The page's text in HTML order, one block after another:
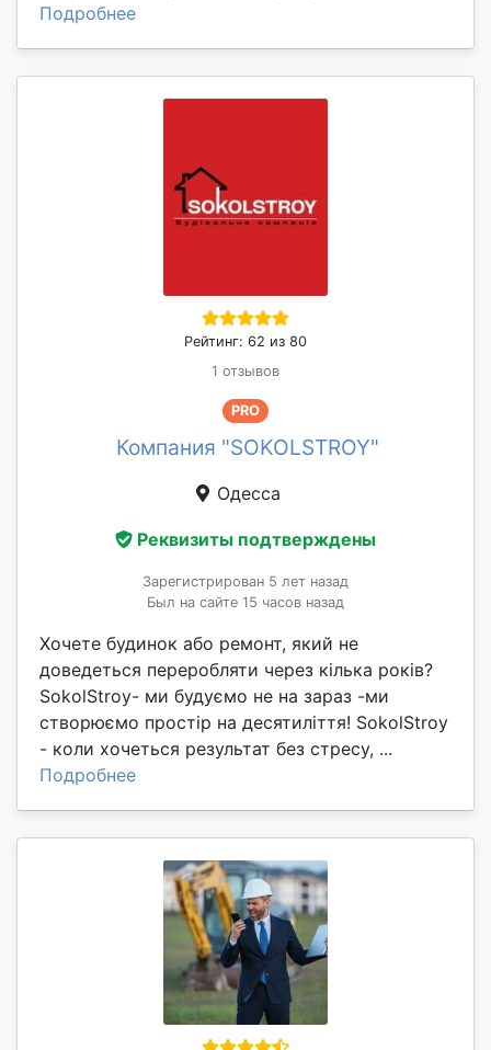
Подробнее
Рейтинг: 62 из 80
1 отзывов
PRO
Компания "SOKOLSTROY"
Одесса
Реквизиты подтверждены
Зарегистрирован 5 лет назад
Был на сайте 15 часов назад
Хочете будинок або ремонт, який не
доведеться переробляти через кілька років?
SokolStroy- ми будуємо не на зараз -ми
створюємо простір на десятиліття! SokolStroy
- коли хочеться результат без стресу, ...
Подробнее